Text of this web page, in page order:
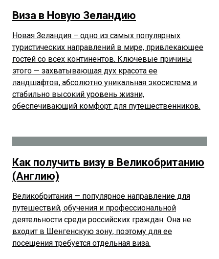
Виза в Новую Зеландию
Новая Зеландия – одно из самых популярных
туристических направлений в мире, привлекающее
гостей со всех континентов. Ключевые причины
этого — захватывающая дух красота ее
ландшафтов, абсолютно уникальная экосистема и
стабильно высокий уровень жизни,
обеспечивающий комфорт для путешественников.
Как получить визу в Великобританию
(Англию)
Великобритания — популярное направление для
путешествий, обучения и профессиональной
деятельности среди российских граждан. Она не
входит в Шенгенскую зону, поэтому для ее
посещения требуется отдельная виза.